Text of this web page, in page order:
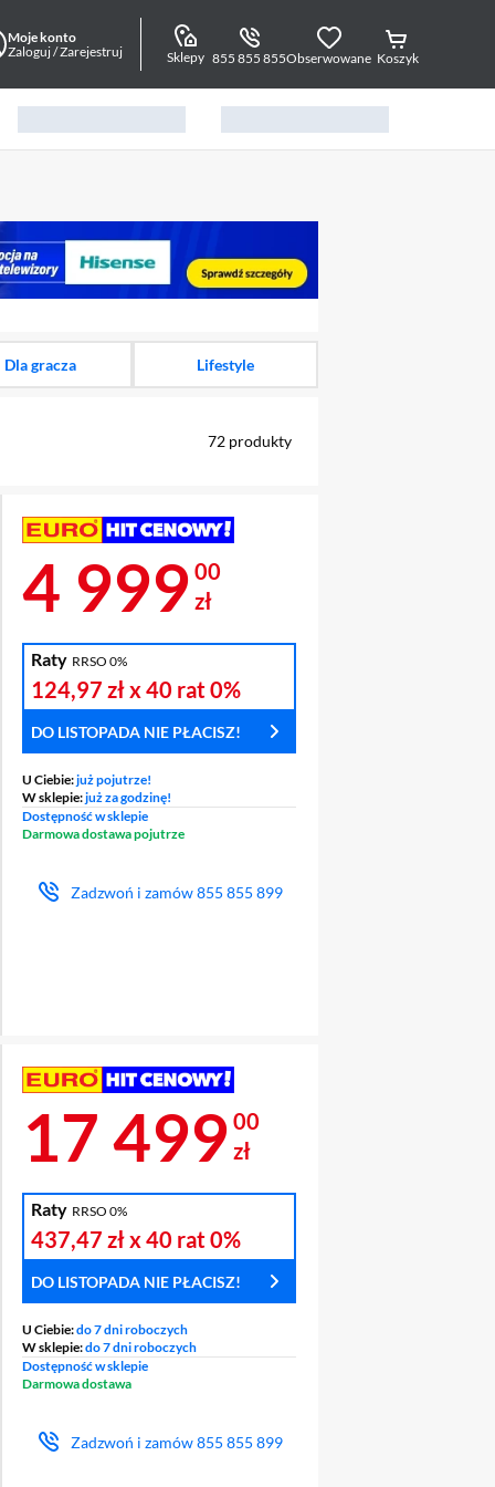
Moje konto
Zaloguj / Zarejestruj
Sklepy 855 855 855Obserwowane Koszyk
element 1 z 13
Dla gracza Lifestyle
72 produkty
Cena 4 999 zł
4 999 00
zł
Raty RRSO 0%
124,97 złx 40 rat0%
DO LISTOPADA NIE PŁACISZ!
U Ciebie:już pojutrze!
W sklepie:już za godzinę!
Dostępność w sklepie
Darmowa dostawa pojutrze
Zadzwoń i zamów855 855 899
Cena 17 499 zł
17 499 00
zł
Raty RRSO 0%
437,47 złx 40 rat0%
DO LISTOPADA NIE PŁACISZ!
U Ciebie:do 7 dni roboczych
W sklepie:do 7 dni roboczych
Dostępność w sklepie
Darmowa dostawa
Zadzwoń i zamów855 855 899